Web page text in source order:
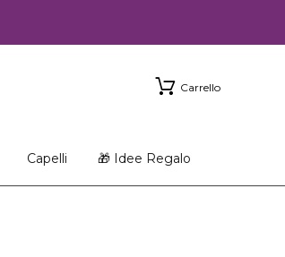
Carrello
Capelli 🎁 Idee Regalo